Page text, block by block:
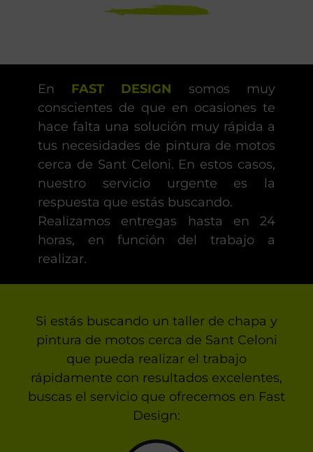
En FAST DESIGN somos muy
conscientes de que en ocasiones te
hace falta una solución muy rápida a
tus necesidades de pintura de motos
cerca de Sant Celoni. En estos casos,
nuestro servicio urgente es la
respuesta que estás buscando.
Realizamos entregas hasta en 24
horas, en función del trabajo a
realizar.
Si estás buscando un taller de chapa y
pintura de motos cerca de Sant Celoni
que pueda realizar el trabajo
rápidamente con resultados excelentes,
buscas el servicio que ofrecemos en Fast
Design: